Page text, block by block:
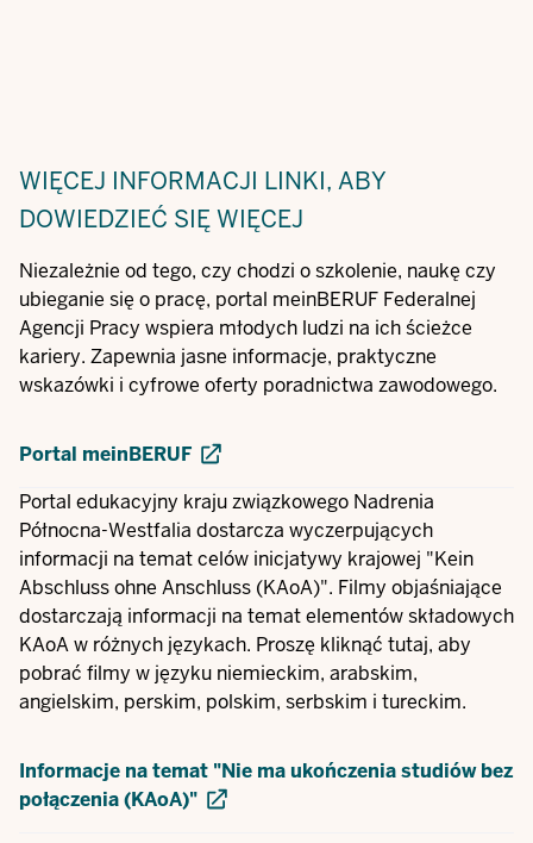
WIĘCEJ INFORMACJI LINKI, ABY
DOWIEDZIEĆ SIĘ WIĘCEJ
Niezależnie od tego, czy chodzi o szkolenie, naukę czy
ubieganie się o pracę, portal meinBERUF Federalnej
Agencji Pracy wspiera młodych ludzi na ich ścieżce
kariery. Zapewnia jasne informacje, praktyczne
wskazówki i cyfrowe oferty poradnictwa zawodowego.
Portal meinBERUF
Portal edukacyjny kraju związkowego Nadrenia
Północna-Westfalia dostarcza wyczerpujących
informacji na temat celów inicjatywy krajowej "Kein
Abschluss ohne Anschluss (KAoA)". Filmy objaśniające
dostarczają informacji na temat elementów składowych
KAoA w różnych językach. Proszę kliknąć tutaj, aby
pobrać filmy w języku niemieckim, arabskim,
angielskim, perskim, polskim, serbskim i tureckim.
Informacje na temat "Nie ma ukończenia studiów bez
połączenia (KAoA)"